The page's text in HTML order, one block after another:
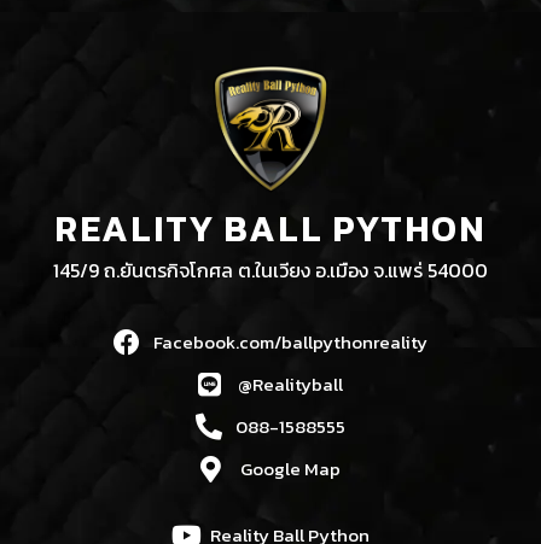
REALITY BALL PYTHON
145/9 ถ.ยันตรกิจโกศล ต.ในเวียง อ.เมือง จ.แพร่ 54000
Facebook.com/ballpythonreality
@Realityball
088-1588555
Google Map
Reality Ball Python